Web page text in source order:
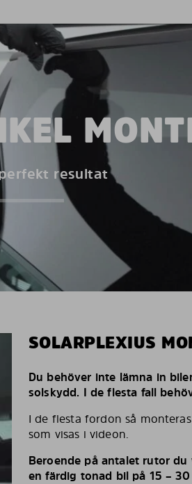
resultat
SOLARPLEXIUS
Du behöver inte lämna in
solskydd. I de flesta fall
I de flesta fordon så
som visas i videon.
Beroende på antalet rutor
en färdig tonad bil på 15 –